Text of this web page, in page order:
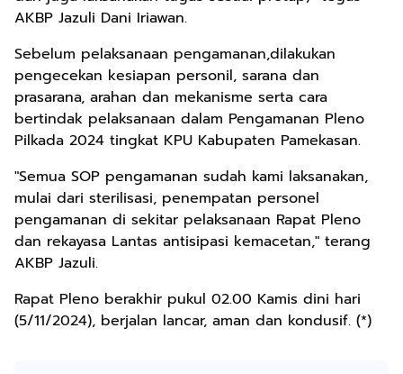
AKBP Jazuli Dani Iriawan.
Sebelum pelaksanaan pengamanan,dilakukan
pengecekan kesiapan personil, sarana dan
prasarana, arahan dan mekanisme serta cara
bertindak pelaksanaan dalam Pengamanan Pleno
Pilkada 2024 tingkat KPU Kabupaten Pamekasan.
"Semua SOP pengamanan sudah kami laksanakan,
mulai dari sterilisasi, penempatan personel
pengamanan di sekitar pelaksanaan Rapat Pleno
dan rekayasa Lantas antisipasi kemacetan," terang
AKBP Jazuli.
Rapat Pleno berakhir pukul 02.00 Kamis dini hari
(5/11/2024), berjalan lancar, aman dan kondusif. (*)